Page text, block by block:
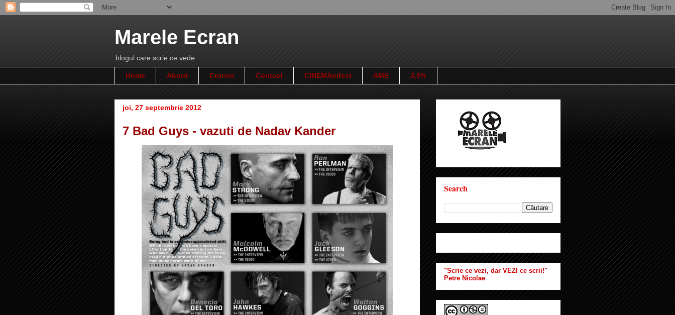
Marele Ecran
blogul care scrie ce vede
Home About Cronici Contact CINEMAnifest AME 3,5%
joi, 27 septembrie 2012
7 Bad Guys - vazuti de Nadav Kander
Search
"Scrie ce vezi, dar VEZI ce scrii!"
Petre Nicolae